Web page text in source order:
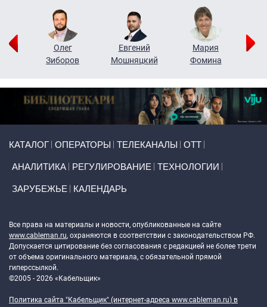
Олег
Зиборов
Евгений
Мошняцкий
Мария
Фомина
КАТАЛОГ ОПЕРАТОРЫ ТЕЛЕКАНАЛЫ ОТТ
АНАЛИТИКА РЕГУЛИРОВАНИЕ ТЕХНОЛОГИИ
ЗАРУБЕЖЬЕ КАЛЕНДАРЬ
Все права на материалы и новости, опубликованные на сайте
www.cableman.ru, охраняются в соответствии с законодательством РФ.
Допускается цитирование без согласования с редакцией не более трети
от объема оригинального материала, с обязательной прямой
гиперссылкой.
©2005 - 2026 «Кабельщик»
Политика сайта "Кабельщик" (интернет-адреса www.cableman.ru) в